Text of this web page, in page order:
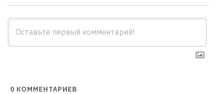
0 КОММЕНТАРИЕВ